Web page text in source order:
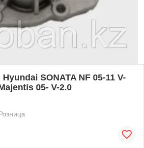
SONATA NF 05-11 V-
05- V-2.0